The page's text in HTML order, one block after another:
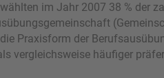
im Jahr 2007 38 % der
Praxisform der
vergleichsweise häufiger